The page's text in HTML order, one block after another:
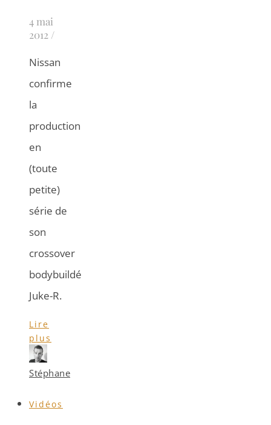
4 mai
2012 /
Nissan
confirme
la
production
en
(toute
petite)
série de
son
crossover
bodybuildé
Juke-R.
Lire
plus
Stéphane
Vidéos